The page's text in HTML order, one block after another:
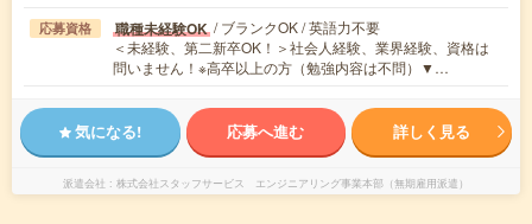
応募資格 職種未経験OK / ブランクOK / 英語力不要
＜未経験、第二新卒OK！＞社会人経験、業界経験、資格は
問いません！※高卒以上の方（勉強内容は不問）▼…
気になる! 応募へ進む 詳しく見る
派遣会社 株式会社スタッフサービス エンジニアリング事業本部（無期雇用派遣）